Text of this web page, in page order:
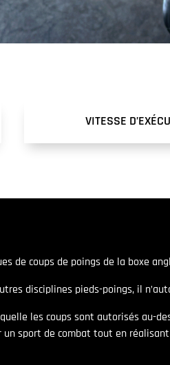
VITESSE
de coups de poings de la boxe
disciplines pieds-poings, il
les coups sont autorisés au-
sport de combat tout en